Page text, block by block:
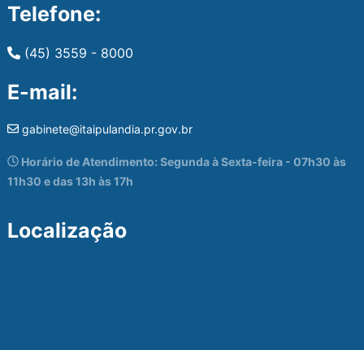
Telefone:
(45) 3559 - 8000
E-mail:
gabinete@itaipulandia.pr.gov.br
Horário de Atendimento: Segunda à Sexta-feira - 07h30 às
11h30 e das 13h às 17h
Localização